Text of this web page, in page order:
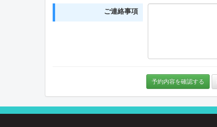
ご連絡事項
予約内容を確認する